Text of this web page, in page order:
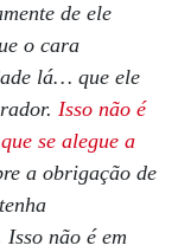
de ele
o cara
lá… que ele
Isso não é
se alegue a
a obrigação de
não é em